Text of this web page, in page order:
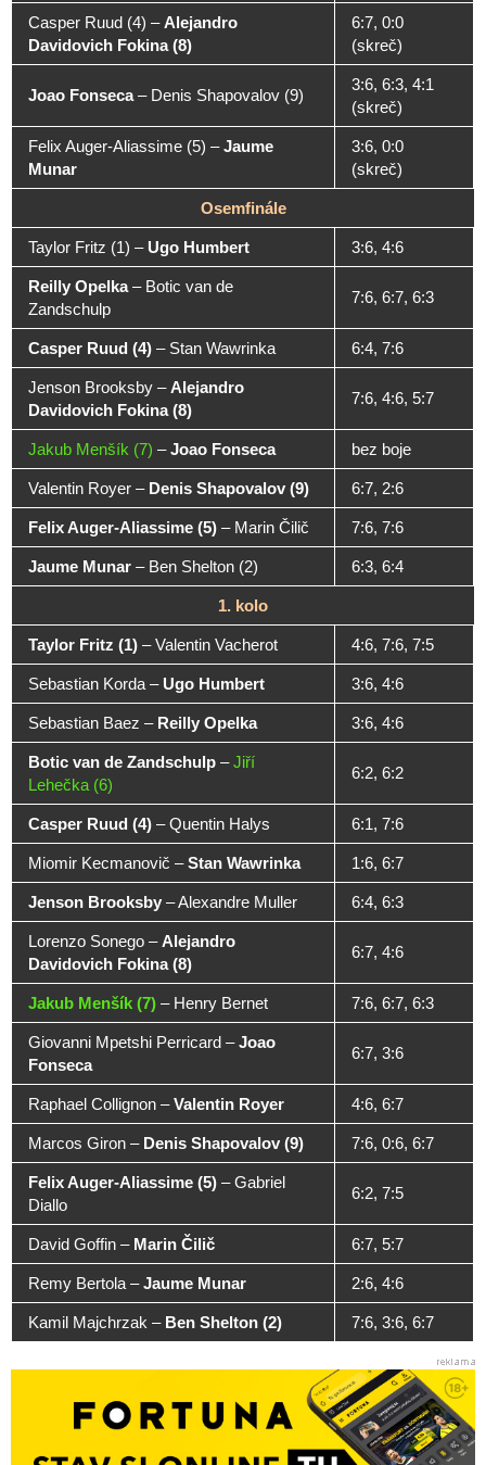
Casper Ruud (4) –Alejandro
Davidovich Fokina (8)
6:7, 0:0
(skreč)
Joao Fonseca– Denis Shapovalov (9)
3:6, 6:3, 4:1
(skreč)
Felix Auger-Aliassime (5) –Jaume
Munar
3:6, 0:0
(skreč)
Osemfinále
Taylor Fritz (1) – Ugo Humbert 3:6, 4:6
Reilly Opelka– Botic van de
Zandschulp
7:6, 6:7, 6:3
Casper Ruud (4) – Stan Wawrinka 6:4, 7:6
Jenson Brooksby –Alejandro
Davidovich Fokina (8)
7:6, 4:6, 5:7
Jakub Menšík (7) –Joao Fonseca bez boje
Valentin Royer – Denis Shapovalov (9) 6:7, 2:6
Felix Auger-Aliassime (5) – Marin Čilič 7:6, 7:6
Jaume Munar – Ben Shelton (2) 6:3, 6:4
1. kolo
Taylor Fritz (1) –Valentin Vacherot 4:6, 7:6, 7:5
Sebastian Korda – Ugo Humbert 3:6, 4:6
Sebastian Baez – Reilly Opelka 3:6, 4:6
Botic van de Zandschulp –Jiří
Lehečka (6)
6:2, 6:2
Casper Ruud (4) –Quentin Halys 6:1, 7:6
Miomir Kecmanovič –Stan Wawrinka 1:6, 6:7
Jenson Brooksby –Alexandre Muller 6:4, 6:3
Lorenzo Sonego –Alejandro
Davidovich Fokina (8)
6:7, 4:6
Jakub Menšík (7) – Henry Bernet 7:6, 6:7, 6:3
Giovanni Mpetshi Perricard –Joao
Fonseca
6:7, 3:6
Raphael Collignon –Valentin Royer 4:6, 6:7
Marcos Giron – Denis Shapovalov (9) 7:6, 0:6, 6:7
Felix Auger-Aliassime (5) –Gabriel
Diallo
6:2, 7:5
David Goffin – Marin Čilič 6:7, 5:7
Remy Bertola –Jaume Munar 2:6, 4:6
Kamil Majchrzak – Ben Shelton (2) 7:6, 3:6, 6:7